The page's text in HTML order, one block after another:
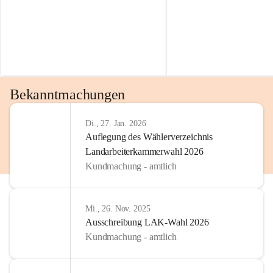
Bekanntmachungen
Di., 27. Jan. 2026
Auflegung des Wählerverzeichnis
Landarbeiterkammerwahl 2026
Kundmachung - amtlich
Mi., 26. Nov. 2025
Ausschreibung LAK-Wahl 2026
Kundmachung - amtlich